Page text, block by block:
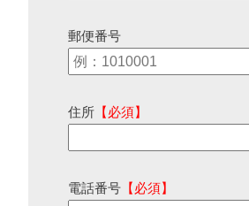
郵便番号
住所 【必須】
電話番号 【必須】